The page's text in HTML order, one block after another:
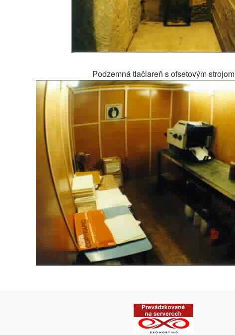
Podzemná tlačiareň s ofsetovým strojom